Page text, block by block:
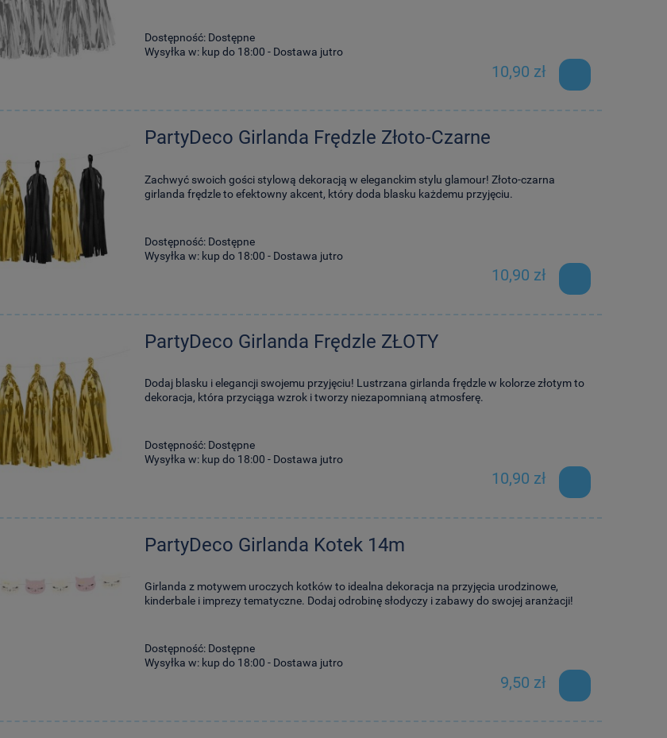
Dostępność: Dostępne
Wysyłka w: kup do 18:00 - Dostawa jutro
10,90 zł
PartyDeco Girlanda Frędzle Złoto-Czarne
Zachwyć swoich gości stylową dekoracją w eleganckim stylu glamour! Złoto-czarna
girlanda frędzle to efektowny akcent, który doda blasku każdemu przyjęciu.
Dostępność: Dostępne
Wysyłka w: kup do 18:00 - Dostawa jutro
10,90 zł
PartyDeco Girlanda Frędzle ZŁOTY
Dodaj blasku i elegancji swojemu przyjęciu! Lustrzana girlanda frędzle w kolorze złotym to
dekoracja, która przyciąga wzrok i tworzy niezapomnianą atmosferę.
Dostępność: Dostępne
Wysyłka w: kup do 18:00 - Dostawa jutro
10,90 zł
PartyDeco Girlanda Kotek 14m
Girlanda z motywem uroczych kotków to idealna dekoracja na przyjęcia urodzinowe,
kinderbale i imprezy tematyczne. Dodaj odrobinę słodyczy i zabawy do swojej aranżacji!
Dostępność: Dostępne
Wysyłka w: kup do 18:00 - Dostawa jutro
9,50 zł